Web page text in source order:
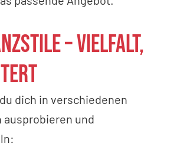
– Vielfalt,
dich in verschiedenen
und